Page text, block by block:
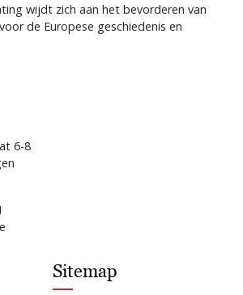
wijdt zich aan het bevorderen van
de Europese geschiedenis en
6-8
Sitemap